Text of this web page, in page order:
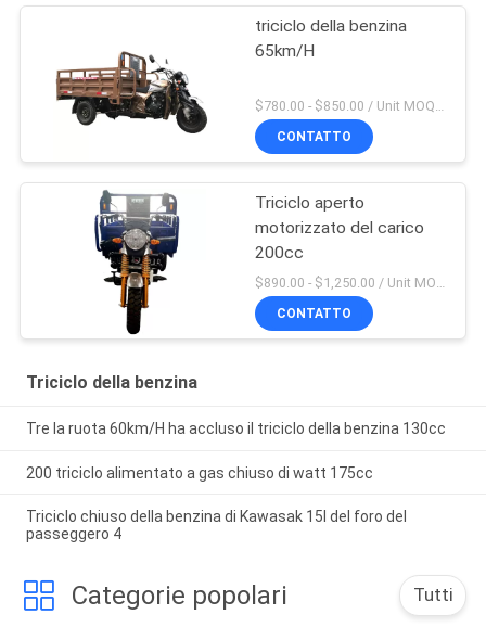
triciclo della benzina
65km/H
$780.00 - $850.00 / Unit MOQ:20 unità/unità
CONTATTO
Triciclo aperto
motorizzato del carico
200cc
CONTATTO
Triciclo della benzina
Tre la ruota 60km/H ha accluso il triciclo della benzina 130cc
200 triciclo alimentato a gas chiuso di watt 175cc
Triciclo chiuso della benzina di Kawasak 15l del foro del
passeggero 4
Categorie popolari Tutti